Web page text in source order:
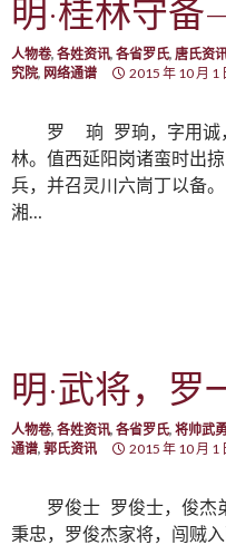
明·桂林守
人物卷, 各姓资讯, 各省罗氏, 唐氏资
究院, 网络通谱 2015 年 10 月 1
罗 珦 罗珦，字用诚
林。值西延阳岗诸蛮时出
兵，并召灵川六峝丁以备
湘…
明·武将，
人物卷, 各姓资讯, 各省罗氏, 将帅武勇
通谱, 郭氏资讯 2015 年 10 月 1
罗俊士 罗俊士，俊杰
秉忠，罗俊杰家将，闯贼